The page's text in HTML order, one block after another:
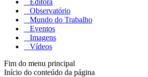
Observatório
Mundo do Trabalho
Eventos
Imagens
Vídeos
Fim do menu principal
Início do conteúdo da página